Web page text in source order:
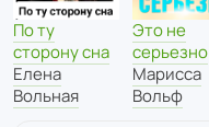
По ту
сторону сна
Елена
Вольная
Это не
серьезно
Марисса
Вольф